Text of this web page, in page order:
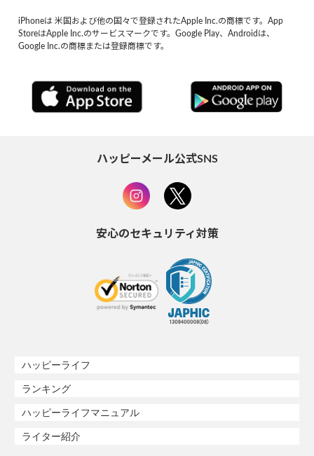
iPhoneは 米国および他の国々で登録されたApple Inc.の商標です。App
StoreはApple Inc.のサービスマークです。Google Play、Androidは、
Google Inc.の商標または登録商標です。
ハッピーメール公式SNS
安心のセキュリティ対策
ハッピーライフ
ランキング
ハッピーライフマニュアル
ライター紹介